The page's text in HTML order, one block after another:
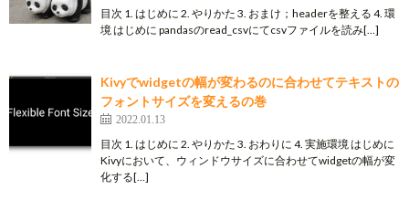
目次 1. はじめに 2. やりかた 3. おまけ；headerを整える 4. 環
境 はじめに pandasのread_csvにてcsvファイルを読み[…]
Kivyでwidgetの幅が変わるのに合わせてテキストの
フォントサイズを変えるの巻
2022.01.13
目次 1. はじめに 2. やりかた 3. おわりに 4. 実施環境 はじめに
Kivyにおいて、ウィンドウサイズに合わせてwidgetの幅が変
化する[…]